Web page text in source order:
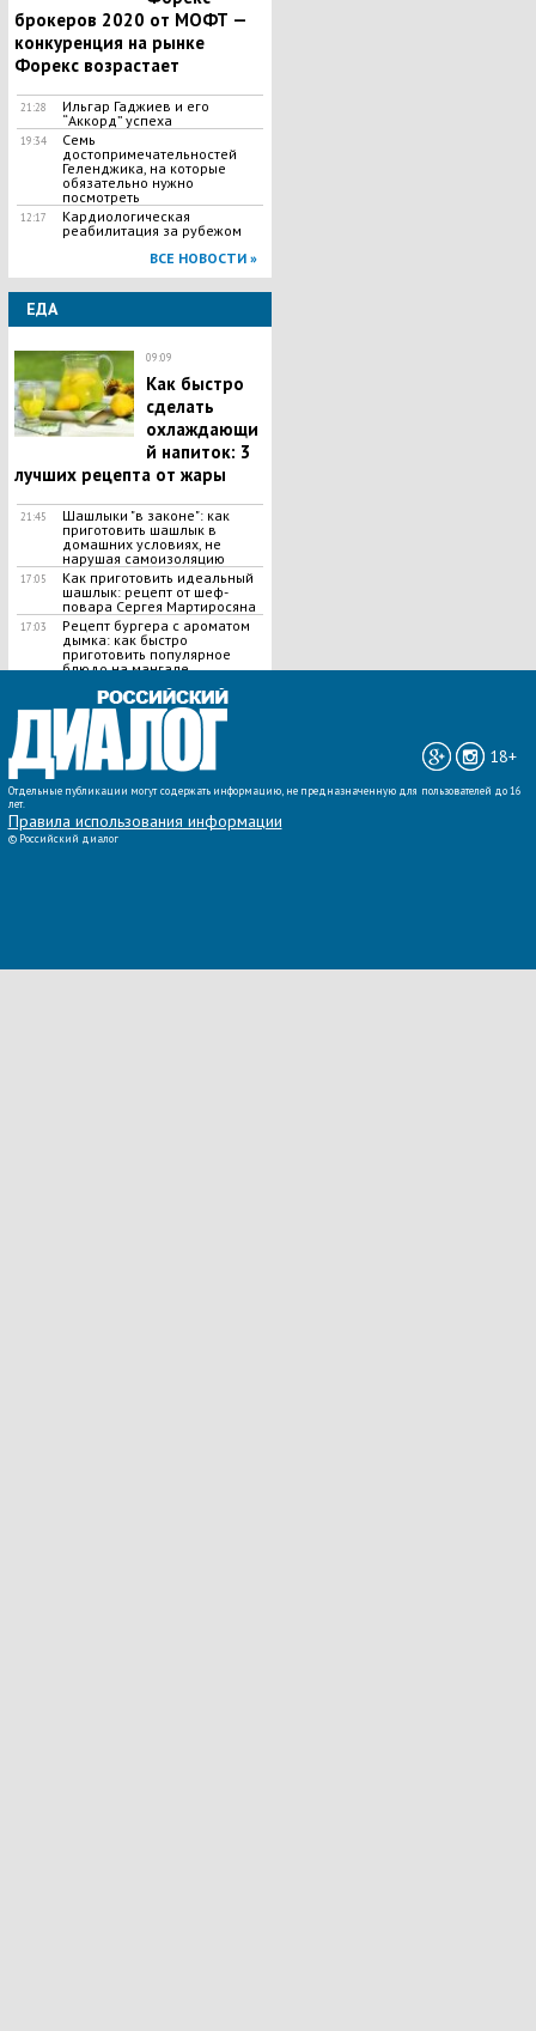
брокеров 2020 от МОФТ —
конкуренция на рынке
Форекс возрастает
21:28
Ильгар Гаджиев и его
“Аккорд” успеха
19:34
Семь
достопримечательностей
Геленджика, на которые
обязательно нужно
посмотреть
12:17
Кардиологическая
реабилитация за рубежом
ВСЕ НОВОСТИ »
ЕДА
09:09
Как быстро
сделать
охлаждающи
й напиток: 3
лучших рецепта от жары
21:45
Шашлыки "в законе": как
приготовить шашлык в
домашних условиях, не
нарушая самоизоляцию
17:05
Как приготовить идеальный
шашлык​: рецепт от шеф-
повара Сергея Мартиросяна
17:03
Рецепт бургера с ароматом
дымка: как быстро
приготовить популярное
блюдо на мангале
ВСЕ НОВОСТИ »
18+
Отдельные публикации могут содержать информацию, не предназначенную для пользователей до 16
лет.
Правила использования информации
© Российский диалог